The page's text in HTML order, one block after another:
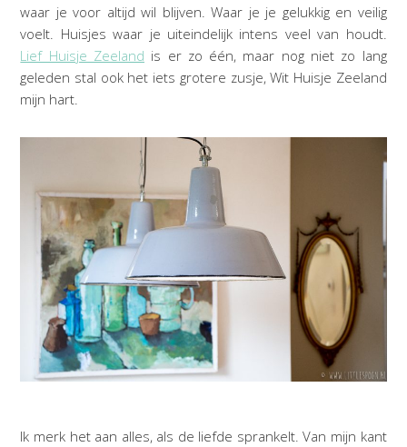
waar je voor altijd wil blijven. Waar je je gelukkig en veilig
voelt. Huisjes waar je uiteindelijk intens veel van houdt.
Lief Huisje Zeeland is er zo één, maar nog niet zo lang
geleden stal ook het iets grotere zusje, Wit Huisje Zeeland
mijn hart.
Ik merk het aan alles, als de liefde sprankelt. Van mijn kant